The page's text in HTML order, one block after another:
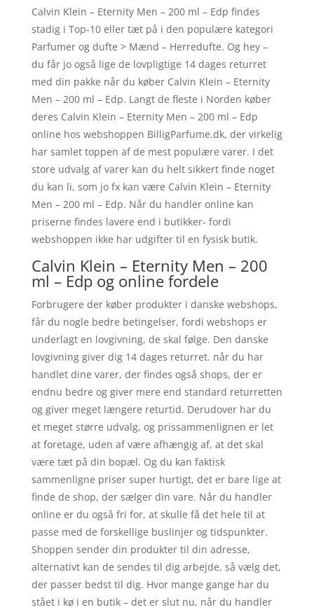
Calvin Klein – Eternity Men – 200 ml – Edp findes
stadig i Top-10 eller tæt på i den populære kategori
Parfumer og dufte > Mænd – Herredufte. Og hey –
du får jo også lige de lovpligtige 14 dages returret
med din pakke når du køber Calvin Klein – Eternity
Men – 200 ml – Edp. Langt de fleste i Norden køber
deres Calvin Klein – Eternity Men – 200 ml – Edp
online hos webshoppen BilligParfume.dk, der virkelig
har samlet toppen af de mest populære varer. I det
store udvalg af varer kan du helt sikkert finde noget
du kan li, som jo fx kan være Calvin Klein – Eternity
Men – 200 ml – Edp. Når du handler online kan
priserne findes lavere end i butikker- fordi
webshoppen ikke har udgifter til en fysisk butik.
Calvin Klein – Eternity Men – 200
ml – Edp og online fordele
Forbrugere der køber produkter i danske webshops,
får du nogle bedre betingelser, fordi webshops er
underlagt en lovgivning, de skal følge. Den danske
lovgivning giver dig 14 dages returret. når du har
handlet dine varer, der findes også shops, der er
endnu bedre og giver mere end standard returretten
og giver meget længere returtid. Derudover har du
et meget større udvalg, og prissammenlignen er let
at foretage, uden af være afhængig af, at det skal
være tæt på din bopæl. Og du kan faktisk
sammenligne priser super hurtigt, det er bare lige at
finde de shop, der sælger din vare. Når du handler
online er du også fri for, at skulle få det hele til at
passe med de forskellige buslinjer og tidspunkter.
Shoppen sender din produkter til din adresse,
alternativt kan de sendes til dig arbejde, så vælg det,
der passer bedst til dig. Hvor mange gange har du
stået i kø i en butik – det er slut nu, når du handler